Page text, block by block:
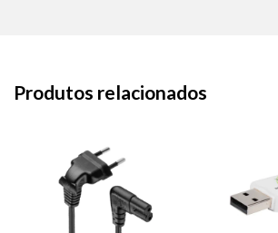
Produtos relacionados